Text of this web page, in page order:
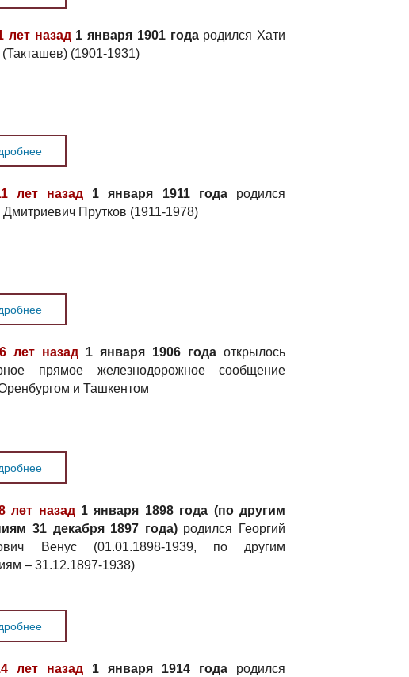
лет назад1 января 1901 годародился Хати
(1901-1931)
лет назад 1 января 1911 годародился
Прутков (1911-1978)
лет назад 1 января 1906 года открылось
прямое железнодорожное сообщение
и Ташкентом
лет назад1 января 1898 года (по другим
31 декабря 1897 года)родился Георгий
Венус (01.01.1898-1939, по другим
– 31.12.1897-1938)
лет назад 1 января 1914 года родился